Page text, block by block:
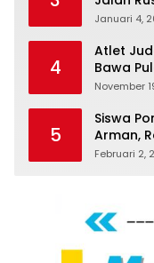
Januari 4,
4
Atlet
Bawa
Emas
November
5
Siswa
Arman,
Putra di
Februari 2,